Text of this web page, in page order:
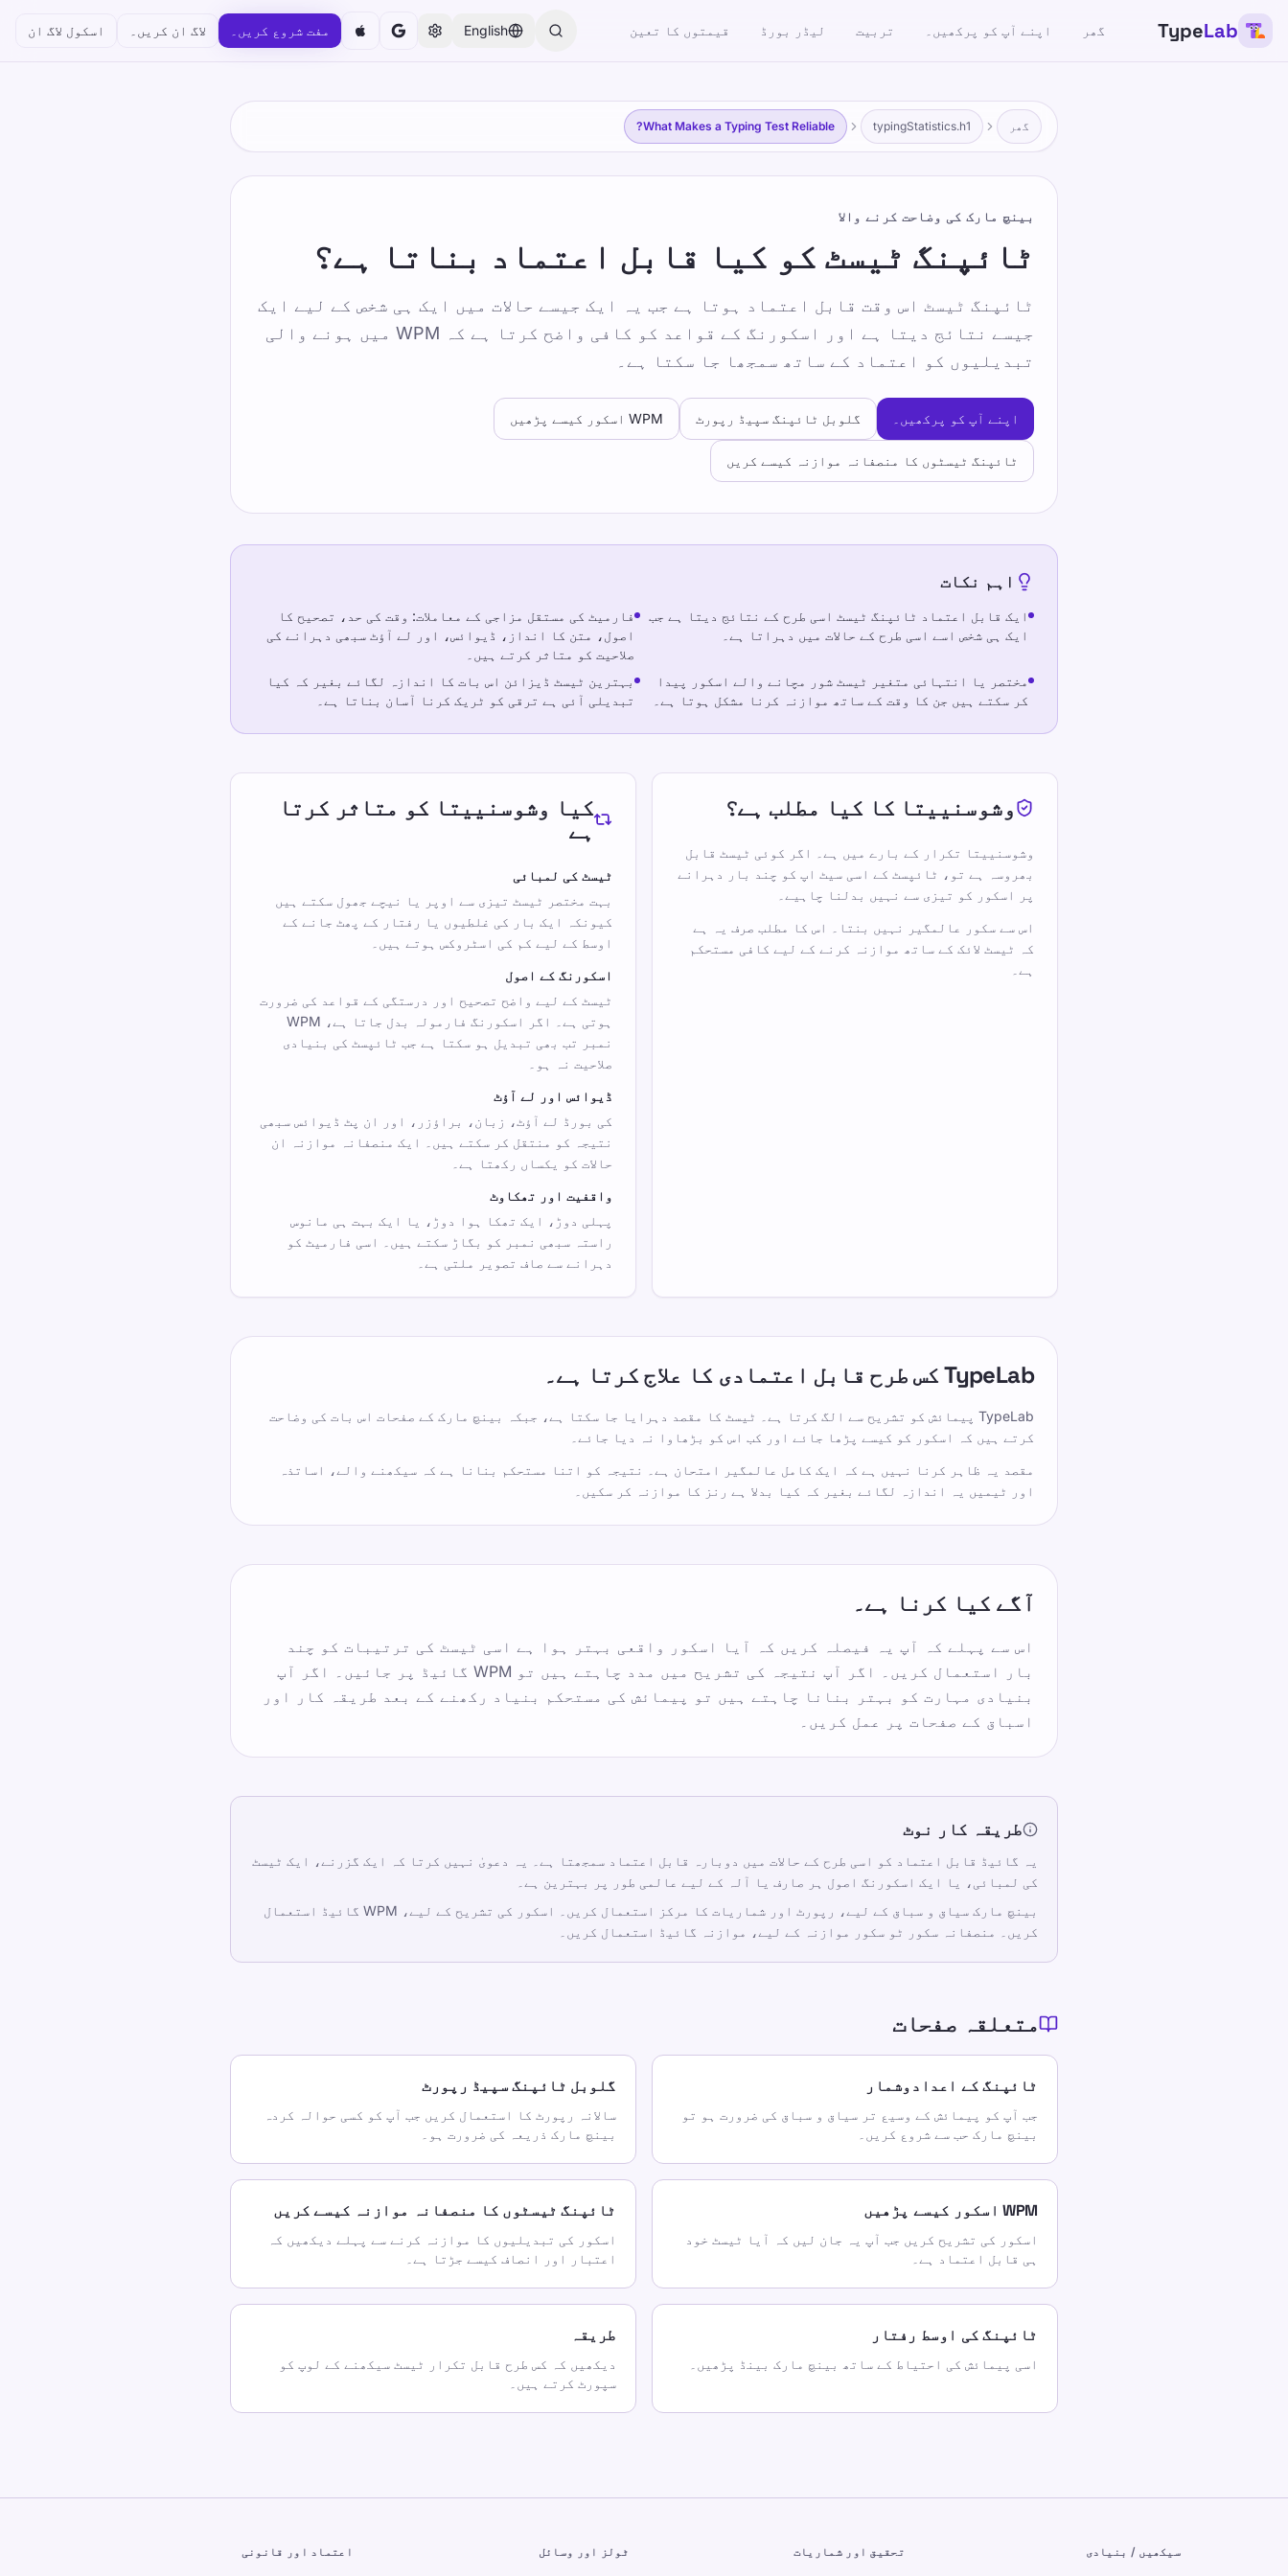
TypeLab گھر اپنے آپ کو پرکھیں۔ تربیت لیڈر بورڈ قیمتوں کا تعین English مفت شروع کریں۔ لاگ ان کریں۔ اسکول لاگ ان
گھر typingStatistics.h1
What Makes a Typing Test Reliable?
بینچ مارک کی وضاحت کرنے والا
ٹائپنگ ٹیسٹ کو کیا قابل اعتماد بناتا ہے؟
ٹائپنگ ٹیسٹ اس وقت قابل اعتماد ہوتا ہے جب یہ ایک جیسے حالات میں ایک ہی شخص کے لیے ایک
جیسے نتائج دیتا ہے اور اسکورنگ کے قواعد کو کافی واضح کرتا ہے کہ WPM میں ہونے والی
تبدیلیوں کو اعتماد کے ساتھ سمجھا جا سکتا ہے۔
اپنے آپ کو پرکھیں۔ گلوبل ٹائپنگ سپیڈ رپورٹ WPM اسکور کیسے پڑھیں
ٹائپنگ ٹیسٹوں کا منصفانہ موازنہ کیسے کریں
اہم نکات
ایک قابل اعتماد ٹائپنگ ٹیسٹ اسی طرح کے نتائج دیتا ہے جب
ایک ہی شخص اسے اسی طرح کے حالات میں دہراتا ہے۔
فارمیٹ کی مستقل مزاجی کے معاملات: وقت کی حد، تصحیح کا
اصول، متن کا انداز، ڈیوائس، اور لے آؤٹ سبھی دہرانے کی
صلاحیت کو متاثر کرتے ہیں۔
مختصر یا انتہائی متغیر ٹیسٹ شور مچانے والے اسکور پیدا
کر سکتے ہیں جن کا وقت کے ساتھ موازنہ کرنا مشکل ہوتا ہے۔
بہترین ٹیسٹ ڈیزائن اس بات کا اندازہ لگائے بغیر کہ کیا
تبدیلی آئی ہے ترقی کو ٹریک کرنا آسان بناتا ہے۔
وشوسنییتا کا کیا مطلب ہے؟
وشوسنییتا تکرار کے بارے میں ہے۔ اگر کوئی ٹیسٹ قابل
بھروسہ ہے تو، ٹائپسٹ کے اسی سیٹ اپ کو چند بار دہرانے
پر اسکور کو تیزی سے نہیں بدلنا چاہیے۔
اس سے سکور عالمگیر نہیں بنتا۔ اس کا مطلب صرف یہ ہے
کہ ٹیسٹ لائک کے ساتھ موازنہ کرنے کے لیے کافی مستحکم
ہے۔
کیا وشوسنییتا کو متاثر کرتا
ہے
ٹیسٹ کی لمبائی
بہت مختصر ٹیسٹ تیزی سے اوپر یا نیچے جھول سکتے ہیں
کیونکہ ایک بار کی غلطیوں یا رفتار کے پھٹ جانے کے
اوسط کے لیے کم کی اسٹروکس ہوتے ہیں۔
اسکورنگ کے اصول
ٹیسٹ کے لیے واضح تصحیح اور درستگی کے قواعد کی ضرورت
ہوتی ہے۔ اگر اسکورنگ فارمولہ بدل جاتا ہے، WPM
نمبر تب بھی تبدیل ہو سکتا ہے جب ٹائپسٹ کی بنیادی
صلاحیت نہ ہو۔
ڈیوائس اور لے آؤٹ
کی بورڈ لے آؤٹ، زبان، براؤزر، اور ان پٹ ڈیوائس سبھی
نتیجہ کو منتقل کر سکتے ہیں۔ ایک منصفانہ موازنہ ان
حالات کو یکساں رکھتا ہے۔
واقفیت اور تھکاوٹ
پہلی دوڑ، ایک تھکا ہوا دوڑ، یا ایک بہت ہی مانوس
راستہ سبھی نمبر کو بگاڑ سکتے ہیں۔ اسی فارمیٹ کو
دہرانے سے صاف تصویر ملتی ہے۔
TypeLab کس طرح قابل اعتمادی کا علاج کرتا ہے۔
TypeLab پیمائش کو تشریح سے الگ کرتا ہے۔ ٹیسٹ کا مقصد دہرایا جا سکتا ہے، جبکہ بینچ مارک کے صفحات اس بات کی وضاحت
کرتے ہیں کہ اسکور کو کیسے پڑھا جائے اور کب اس کو بڑھاوا نہ دیا جائے۔
مقصد یہ ظاہر کرنا نہیں ہے کہ ایک کامل عالمگیر امتحان ہے۔ نتیجہ کو اتنا مستحکم بنانا ہے کہ سیکھنے والے، اساتذہ
اور ٹیمیں یہ اندازہ لگائے بغیر کہ کیا بدلا ہے رنز کا موازنہ کر سکیں۔
آگے کیا کرنا ہے۔
اس سے پہلے کہ آپ یہ فیصلہ کریں کہ آیا اسکور واقعی بہتر ہوا ہے اسی ٹیسٹ کی ترتیبات کو چند
بار استعمال کریں۔ اگر آپ نتیجہ کی تشریح میں مدد چاہتے ہیں تو WPM گائیڈ پر جائیں۔ اگر آپ
بنیادی مہارت کو بہتر بنانا چاہتے ہیں تو پیمائش کی مستحکم بنیاد رکھنے کے بعد طریقہ کار اور
اسباق کے صفحات پر عمل کریں۔
طریقہ کار نوٹ
یہ گائیڈ قابل اعتماد کو اسی طرح کے حالات میں دوبارہ قابل اعتماد سمجھتا ہے۔ یہ دعویٰ نہیں کرتا کہ ایک گزرنے، ایک ٹیسٹ
کی لمبائی، یا ایک اسکورنگ اصول ہر صارف یا آلہ کے لیے عالمی طور پر بہترین ہے۔
بینچ مارک سیاق و سباق کے لیے، رپورٹ اور شماریات کا مرکز استعمال کریں۔ اسکور کی تشریح کے لیے، WPM گائیڈ استعمال
کریں۔ منصفانہ سکور ٹو سکور موازنہ کے لیے، موازنہ گائیڈ استعمال کریں۔
متعلقہ صفحات
ٹائپنگ کے اعدادوشمار
جب آپ کو پیمائش کے وسیع تر سیاق و سباق کی ضرورت ہو تو
بینچ مارک حب سے شروع کریں۔
گلوبل ٹائپنگ سپیڈ رپورٹ
سالانہ رپورٹ کا استعمال کریں جب آپ کو کسی حوالہ کردہ
بینچ مارک ذریعہ کی ضرورت ہو۔
WPM اسکور کیسے پڑھیں
اسکور کی تشریح کریں جب آپ یہ جان لیں کہ آیا ٹیسٹ خود
ہی قابل اعتماد ہے۔
ٹائپنگ ٹیسٹوں کا منصفانہ موازنہ کیسے کریں
اسکور کی تبدیلیوں کا موازنہ کرنے سے پہلے دیکھیں کہ
اعتبار اور انصاف کیسے جڑتا ہے۔
ٹائپنگ کی اوسط رفتار
اسی پیمائش کی احتیاط کے ساتھ بینچ مارک بینڈ پڑھیں۔
طریقہ
دیکھیں کہ کس طرح قابل تکرار ٹیسٹ سیکھنے کے لوپ کو
سپورٹ کرتے ہیں۔
سیکھیں / بنیادی تحقیق اور شماریات ٹولز اور وسائل اعتماد اور قانونی